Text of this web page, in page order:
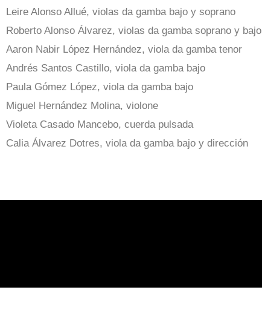
Leire Alonso Allué, violas da gamba bajo y soprano
Roberto Alonso Álvarez, violas da gamba soprano y bajo
Aaron Nabir López Hernández, viola da gamba tenor
Andrés Santos Castillo, viola da gamba bajo
Paula Gómez López, viola da gamba bajo
Miguel Hernández Molina, violone
Violeta Casado Mancebo, cuerda pulsada
Calia Álvarez Dotres, viola da gamba bajo y dirección